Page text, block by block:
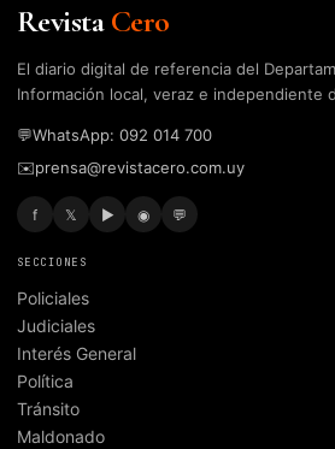
RevistaCero
El diario digital de referencia del
Información local, veraz e independiente
💬WhatsApp: 092 014 700
✉️prensa@revistacero.com.uy
f 𝕏 ▶ ◉ 💬
SECCIONES
Policiales
Judiciales
Interés General
Política
Tránsito
Maldonado